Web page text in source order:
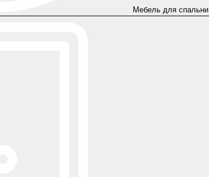
Мебель для спальни